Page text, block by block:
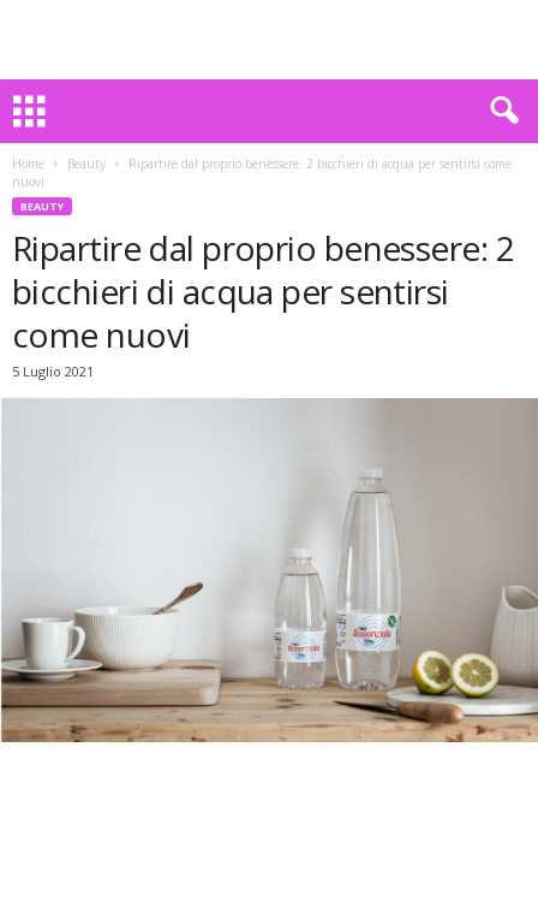
Home Beauty
Ripartire dal proprio benessere: 2 bicchieri di acqua per sentirsi come
nuovi
BEAUTY
Ripartire dal proprio benessere: 2
bicchieri di acqua per sentirsi
come nuovi
5 Luglio 2021